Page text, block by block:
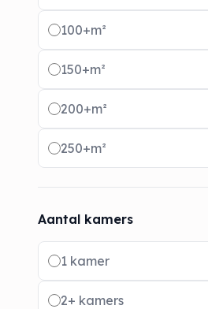
100+m²
150+m²
200+m²
250+m²
Aantal kamers
Radio buttons
1 kamer
2+ kamers